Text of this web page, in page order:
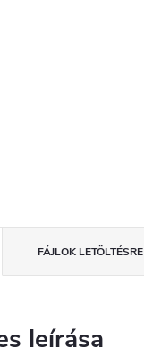
FÁJLOK LETÖLTÉSRE
leírása